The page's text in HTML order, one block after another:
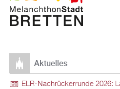
Aktuelles
ELR-Nachrückerrunde 2026: